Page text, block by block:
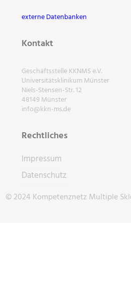
externe Datenbanken
Kontakt
Geschäftsstelle KKNMS e.V.
Universitätsklinikum Münster
Niels-Stensen-Str. 12
48149 Münster
info@kkn-ms.de
Rechtliches
Impressum
Datenschutz
© 2024 Kompetenznetz Multiple